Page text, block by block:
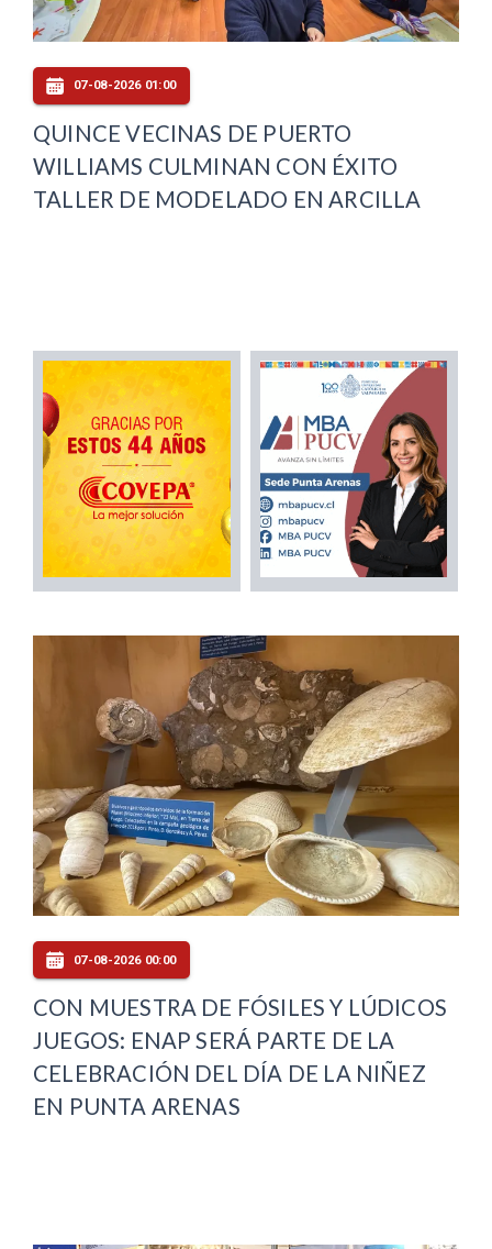
07-08-2026 01:00
QUINCE VECINAS DE PUERTO
WILLIAMS CULMINAN CON ÉXITO
TALLER DE MODELADO EN ARCILLA
07-08-2026 00:00
CON MUESTRA DE FÓSILES Y LÚDICOS
JUEGOS: ENAP SERÁ PARTE DE LA
CELEBRACIÓN DEL DÍA DE LA NIÑEZ
EN PUNTA ARENAS